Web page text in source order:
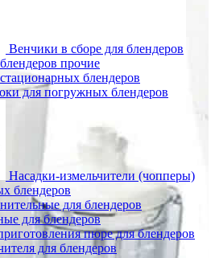
Венчики в сборе для блендеров
прочие
блендеров
для погружных блендеров
Насадки-измельчители (чопперы)
блендеров
для блендеров
для блендеров
пюре для блендеров
для блендеров